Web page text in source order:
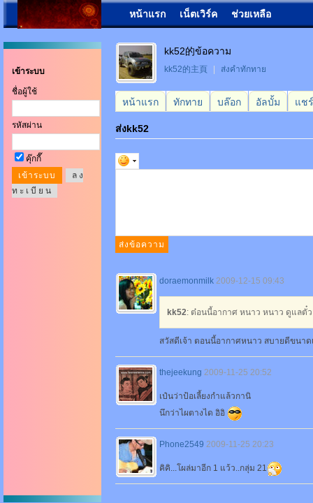
หน้าแรก เน็ตเวิร์ค ช่วยเหลือ
เข้าระบบ
ชื่อผู้ใช้
รหัสผ่าน
คุ๊กกี๊
ล ง
ท ะ เ บี ย น
kk52的ข้อความ
kk52的主頁 ส่งคำทักทาย
หน้าแรก ทักทาย บล๊อก อัลบั้ม แชร์
ส่งkk52
doraemonmilk 2009-12-15 09:43
kk52: ต๋อนนี้อากาศ หนาว หนาว ดูแลตั๋ว
สวัสดีเจ้า ตอนนี้อากาศหนาว สบายดีขนาด
thejeekung 2009-11-25 20:52
เป๋นว่าป้อเลี้ยงกำแล้วกานิ
นึกว่าไผตางได อิอิ
Phone2549 2009-11-25 20:23
คิคิ...โผล่มาอีก 1 แว้ว..กลุ่ม 21